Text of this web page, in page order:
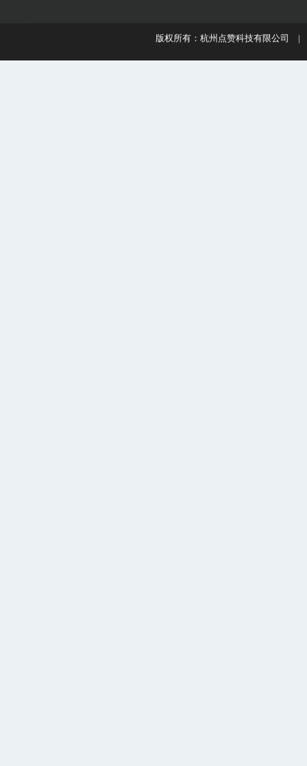
版权所有：杭州点赞科技有限公司